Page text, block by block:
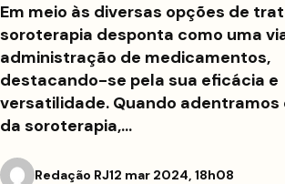
Em meio às diversas opções de
soroterapia desponta como uma
administração de medicamentos,
destacando-se pela sua eficácia e
versatilidade. Quando adentramos
da soroterapia,…
Redação RJ12 mar 2024, 18h08